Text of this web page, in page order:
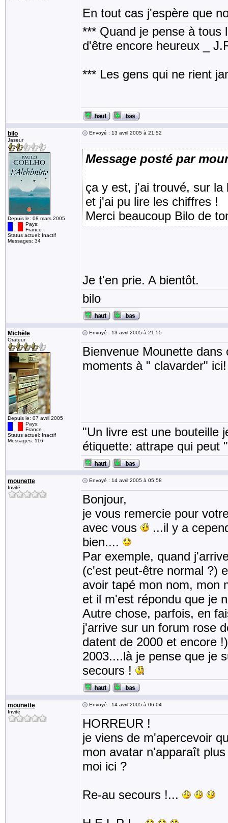
En tout cas j'espère que
*** Quand je pense à tous
d'être encore heureux _
*** Les gens qui ne rient
bilo
Jaseur
Depuis le: 08 mars 2005
Pays:
France
Status actuel: Inactif
Messages: 34
Envoyé : 13 avril 2005 à 21:52
Message posté par
ça y est, j'ai trouvé, sur la
et j'ai pu lire les chiffres !
Merci beaucoup Bilo de
Je t'en prie. A bientôt.
bilo
Michèle
Orateur
Depuis le: 07 avril 2005
Pays:
France
Status actuel: Inactif
Messages: 116
Envoyé : 13 avril 2005 à 21:55
Bienvenue Mounette
moments à " clavarder"
"Un livre est une bouteille
étiquette: attrape qui peut
mounette
Invité
Envoyé : 14 avril 2005 à 05:58
Bonjour,
je vous remercie pour
avec vous
...il y a
bien....
Par exemple, quand
(c'est peut-être normal ?)
avoir tapé mon nom, mon
et il m'est répondu que je
Autre chose, parfois, en
j'arrive sur un forum rose
datent de 2000 et encore
2003....là je pense que je
secours !
mounette
Invité
Envoyé : 14 avril 2005 à 06:04
HORREUR !
je viens de m'apercevoir
mon avatar n'apparaît
moi ici ?
Re-au secours !...